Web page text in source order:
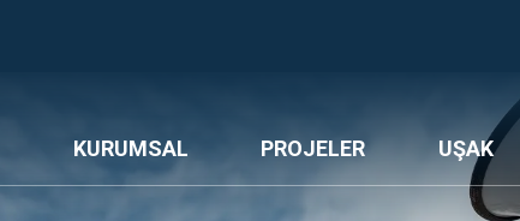
KURUMSAL PROJELER UŞAK